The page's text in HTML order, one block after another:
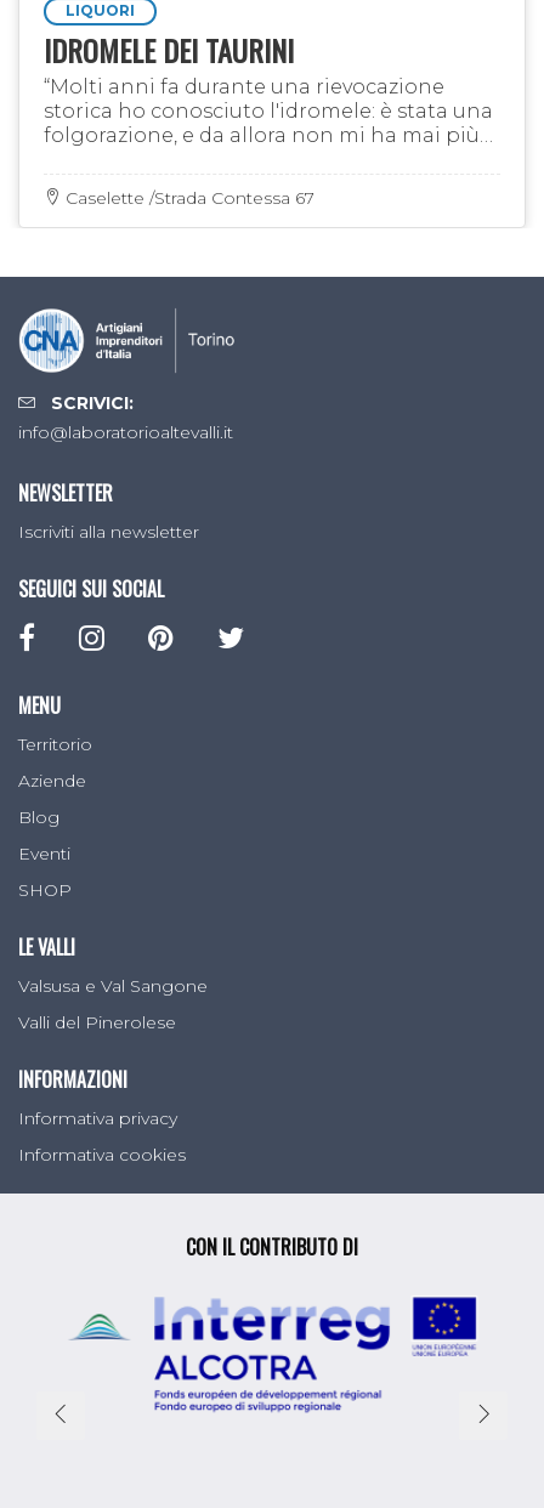
LIQUORI
IDROMELE DEI TAURINI
“Molti anni fa durante una rievocazione
storica ho conosciuto l'idromele: è stata una
folgorazione, e da allora non mi ha mai più
Caselette /Strada Contessa 67
SCRIVICI:
info@laboratorioaltevalli.it
NEWSLETTER
Iscriviti alla newsletter
SEGUICI SUI SOCIAL
MENU
Territorio
Aziende
Blog
Eventi
SHOP
LE VALLI
Valsusa e Val Sangone
Valli del Pinerolese
INFORMAZIONI
Informativa privacy
Informativa cookies
CON IL CONTRIBUTO DI